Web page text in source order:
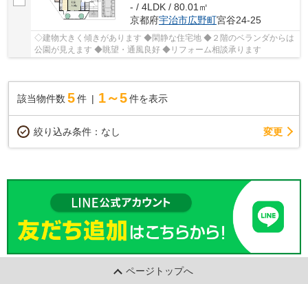
- / 4LDK / 80.01㎡
京都府宇治市広野町宮谷24-25
◇建物大きく傾きがあります ◆閑静な住宅地 ◆２階のベランダからは
公園が見えます ◆眺望・通風良好 ◆リフォーム相談承ります
該当物件数 5件 1～5 件を表示
絞り込み条件： なし 変更
ページトップへ